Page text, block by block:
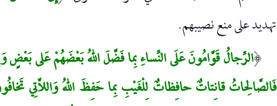
تهديد على منع نصيبهم.
(الرِّجالُ قَوَّامُونَ عَلَى النِّساءِ بِما فَضَّلَ اللهُ بَعْضَهُمْ عَلى بَعْضٍ
فَالصَّالِحاتُ قانِتاتٌ حافِظاتٌ لِلْغَيْبِ بِما حَفِظَ اللهُ وَاللاَّتِي